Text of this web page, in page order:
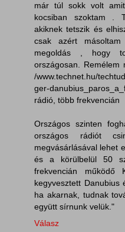
már túl sokk volt
kocsiban szoktam .
akiknek tetszik és
csak azért
megoldás , hogy
országosan. Remélem
/www.technet.hu/
ger-
rádió, több frekvencián
Országos szinten
országos rádiót
megvásárlásával lehet
és a körülbelül 50
frekvencián
kegyvesztett Danubius
ha akarnak, tudnak
együtt sírnunk velük."
Válasz